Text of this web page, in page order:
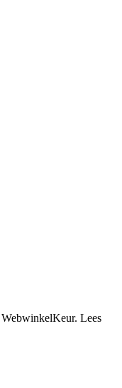
WebwinkelKeur. Lees